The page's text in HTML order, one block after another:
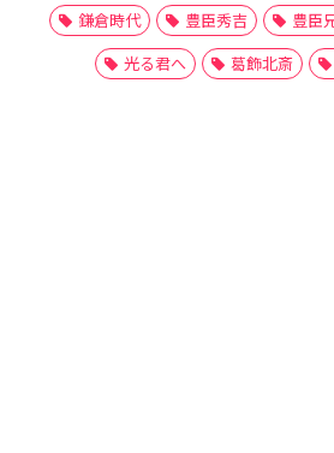
鎌倉時代
豊臣秀吉 豊臣
光る君へ
葛飾北斎